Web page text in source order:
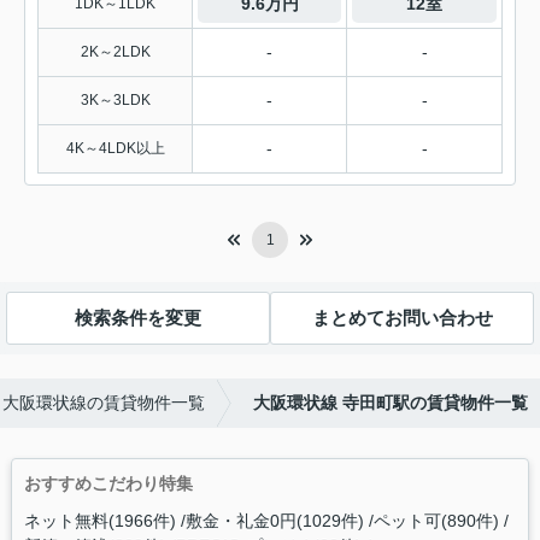
1DK～1LDK
2K～2LDK - -
3K～3LDK - -
4K～4LDK以上 - -
1
検索条件を変更 まとめてお問い合わせ
大阪環状線の賃貸物件一覧 大阪環状線 寺田町駅の賃貸物件一覧
おすすめこだわり特集
ネット無料(1966件) 敷金・礼金0円(1029件) ペット可(890件)